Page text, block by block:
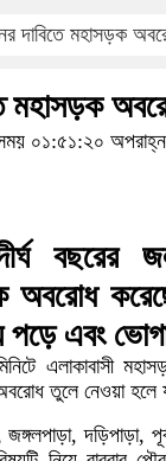
জুলাই
দাবিতে মহাসড়ক
মহাসড়ক
০১:৫১:২০
বছরের
অবরোধ
এবং
এলাকাবাসী
তুলে নেওয়া হলে
দড়িপাড়া,